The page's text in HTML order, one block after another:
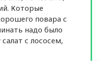
Которые
повара с
надо было
с лососем,